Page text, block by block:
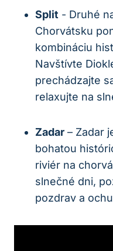
Split -​ Druhé
⁣Chorvátsku
kombináciu
Navštívte
prechádzajte⁤
⁢relaxujte na
Zadar – Zadar
bohatou
riviér na
slnečné dni,
pozdrav a